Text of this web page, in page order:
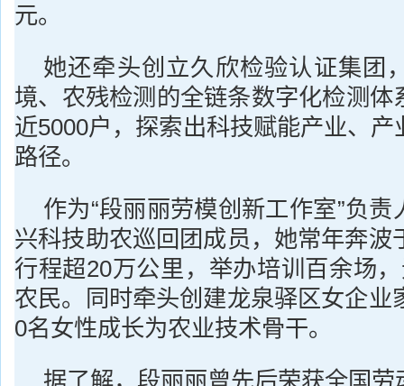
元。
她还牵头创立久欣检验认证集团
境、农残检测的全链条数字化检测体
近5000户，探索出科技赋能产业、
路径。
作为“段丽丽劳模创新工作室”负
兴科技助农巡回团成员，她常年奔波
行程超20万公里，举办培训百余场
农民。同时牵头创建龙泉驿区女企业
0名女性成长为农业技术骨干。
据了解，段丽丽曾先后荣获全国